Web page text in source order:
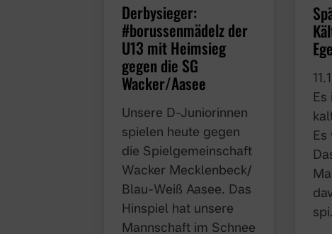
Derbysieger:
#borussenmädelz der
U13 mit Heimsieg
gegen die SG
Wacker/Aasee
Unsere D-Juniorinnen
spielen heute gegen
die Spielgemeinschaft
Wacker Mecklenbeck/
Blau-Weiß Aasee. Das
Hinspiel hat unsere
Mannschaft im Schnee
Es